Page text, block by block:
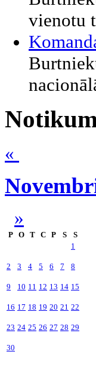
vienotu
«
»
P O T C P S
S
1
2 3 4 5 6 7 8
9 10 11 12 13 14 15
16 17 18 19 20 21 22
23 24 25 26 27 28 29
30